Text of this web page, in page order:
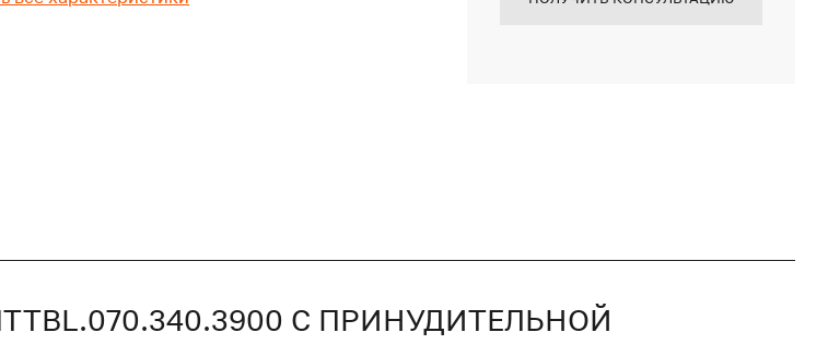
С ПРИНУДИТЕЛЬНОЙ